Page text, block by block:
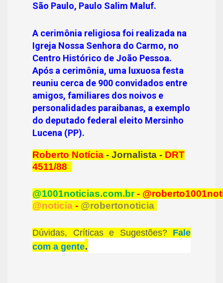
São Paulo, Paulo Salim Maluf.
A cerimônia religiosa foi realizada na
Igreja Nossa Senhora do Carmo, no
Centro Histórico de João Pessoa.
Após a cerimônia, uma luxuosa festa
reuniu cerca de 900 convidados entre
amigos, familiares dos noivos e
personalidades paraibanas, a exemplo
do deputado federal eleito Mersinho
Lucena (PP).
Roberto Notícia - Jornalista - DRT
4511/88
@1001noticias.com.br -
@noticia - @robertonoticia
Dúvidas, Críticas e Sugestões?
Fale
com a gente.